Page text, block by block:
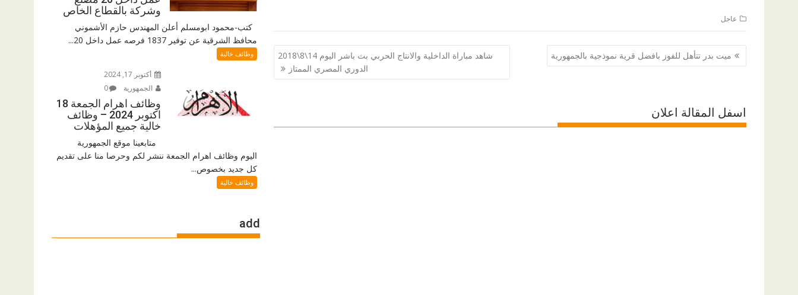
عاجل
تصفّح
المقالات
ميت بدر تتأهل للفوز بافضل قرية نموذجية بالجمهورية
شاهد مباراة الداخلية والانتاج الحربي بث باشر اليوم 14\8\2018
الدوري المصري الممتاز
اسفل المقالة اعلان
وشركة بالقطاع الخاص
كتب-محمود ابومسلم أعلن المهندس حازم الأشموني
محافظ الشرقية عن توفير 1837 فرصه عمل داخل 20...
وظائف خالية
أكتوبر 17, 2024
الجمهورية
0
وظائف اهرام الجمعة 18
اكتوبر 2024 – وظائف
خالية جميع المؤهلات
متابعينا موقع الجمهورية
اليوم وظائف اهرام الجمعة ننشر لكم وحرصا منا على تقديم
كل جديد بخصوص...
وظائف خالية
add